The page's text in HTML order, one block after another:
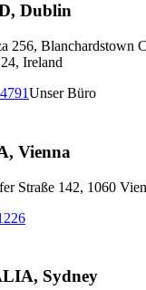
Dublin
256, Blanchardstown
Ireland
Unser Büro
Vienna
Straße 142, 1060
Sydney